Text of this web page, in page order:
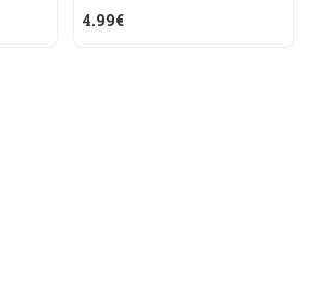
4.99€